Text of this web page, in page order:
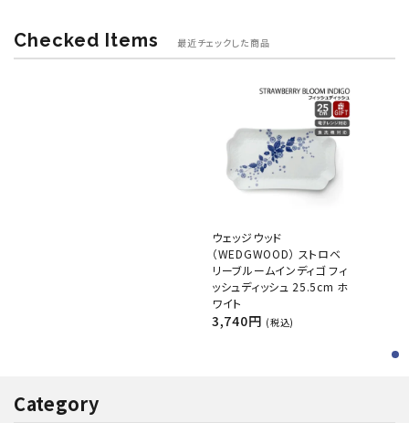
Checked Items 最近チェックした商品
ウェッジウッド
（WEDGWOOD） ストロベ
リーブルームインディゴ フィ
ッシュディッシュ 25.5cm ホ
ワイト
3,740円 (税込)
Category